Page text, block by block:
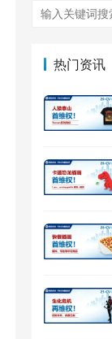
热门资讯